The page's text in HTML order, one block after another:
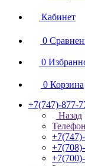
Кабинет
0
0
0 Корзина
+7(747)-877-
Назад